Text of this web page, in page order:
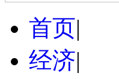
首页|
经济|